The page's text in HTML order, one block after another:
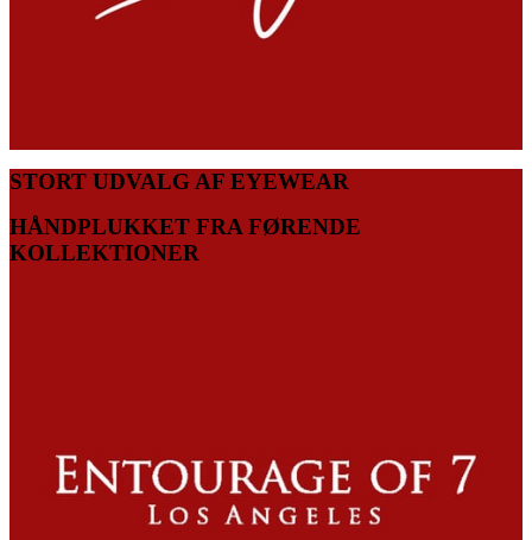
STORT UDVALG AF EYEWEAR
HÅNDPLUKKET FRA FØRENDE
KOLLEKTIONER